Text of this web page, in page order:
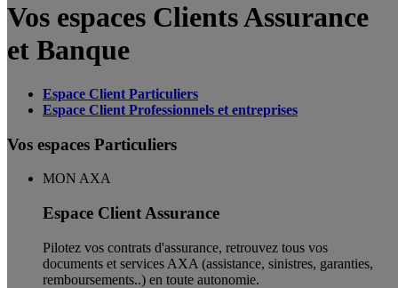
Vos espaces Clients Assurance
et Banque
Espace Client Particuliers
Espace Client Professionnels et entreprises
Vos espaces Particuliers
MON AXA
Espace Client Assurance
Pilotez vos contrats d'assurance, retrouvez tous vos
documents et services AXA (assistance, sinistres, garanties,
remboursements..) en toute autonomie. ​